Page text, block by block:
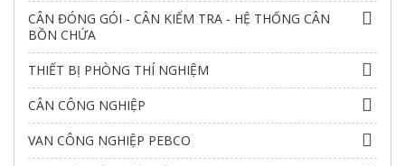
CÂN ĐÓNG GÓI - CÂN KIỂM TRA - HỆ THỐNG CÂN
BỒN CHỨA
THIẾT BỊ PHÒNG THÍ NGHIỆM
CÂN CÔNG NGHIỆP
VAN CÔNG NGHIỆP PEBCO